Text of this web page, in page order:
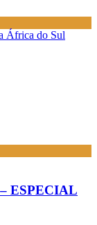
ESPECIAL